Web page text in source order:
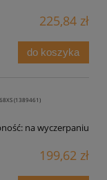
225,84 zł
do koszyka
(1389461)
na wyczerpaniu
199,62 zł